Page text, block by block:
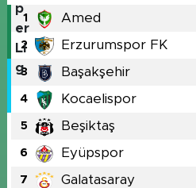
1 Amed
2 Erzurumspor FK
3 Başakşehir
4 Kocaelispor
5 Beşiktaş
6 Eyüpspor
7 Galatasaray